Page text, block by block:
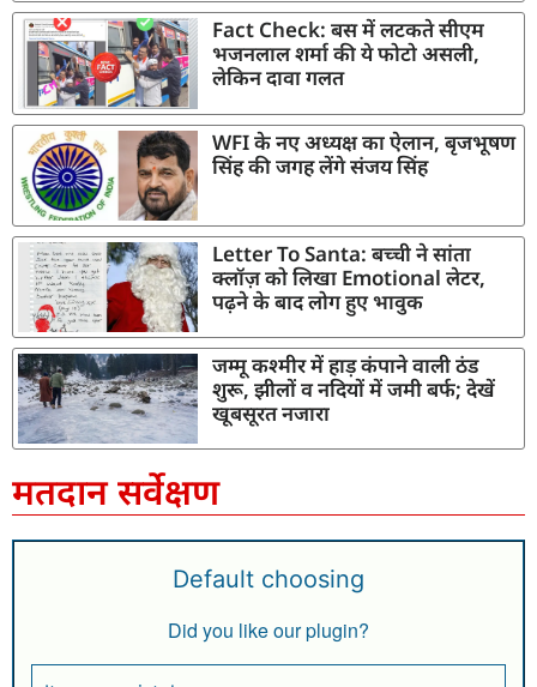
Fact Check: बस में लटकते सीएम
भजनलाल शर्मा की ये फोटो असली,
लेकिन दावा गलत
WFI के नए अध्यक्ष का ऐलान, बृजभूषण
सिंह की जगह लेंगे संजय सिंह
Letter To Santa: बच्ची ने सांता
क्लॉज़ को लिखा Emotional लेटर,
पढ़ने के बाद लोग हुए भावुक
जम्मू कश्मीर में हाड़ कंपाने वाली ठंड
शुरू, झीलों व नदियों में जमी बर्फ; देखें
खूबसूरत नजारा
मतदान सर्वेक्षण
Default choosing
Did you like our plugin?